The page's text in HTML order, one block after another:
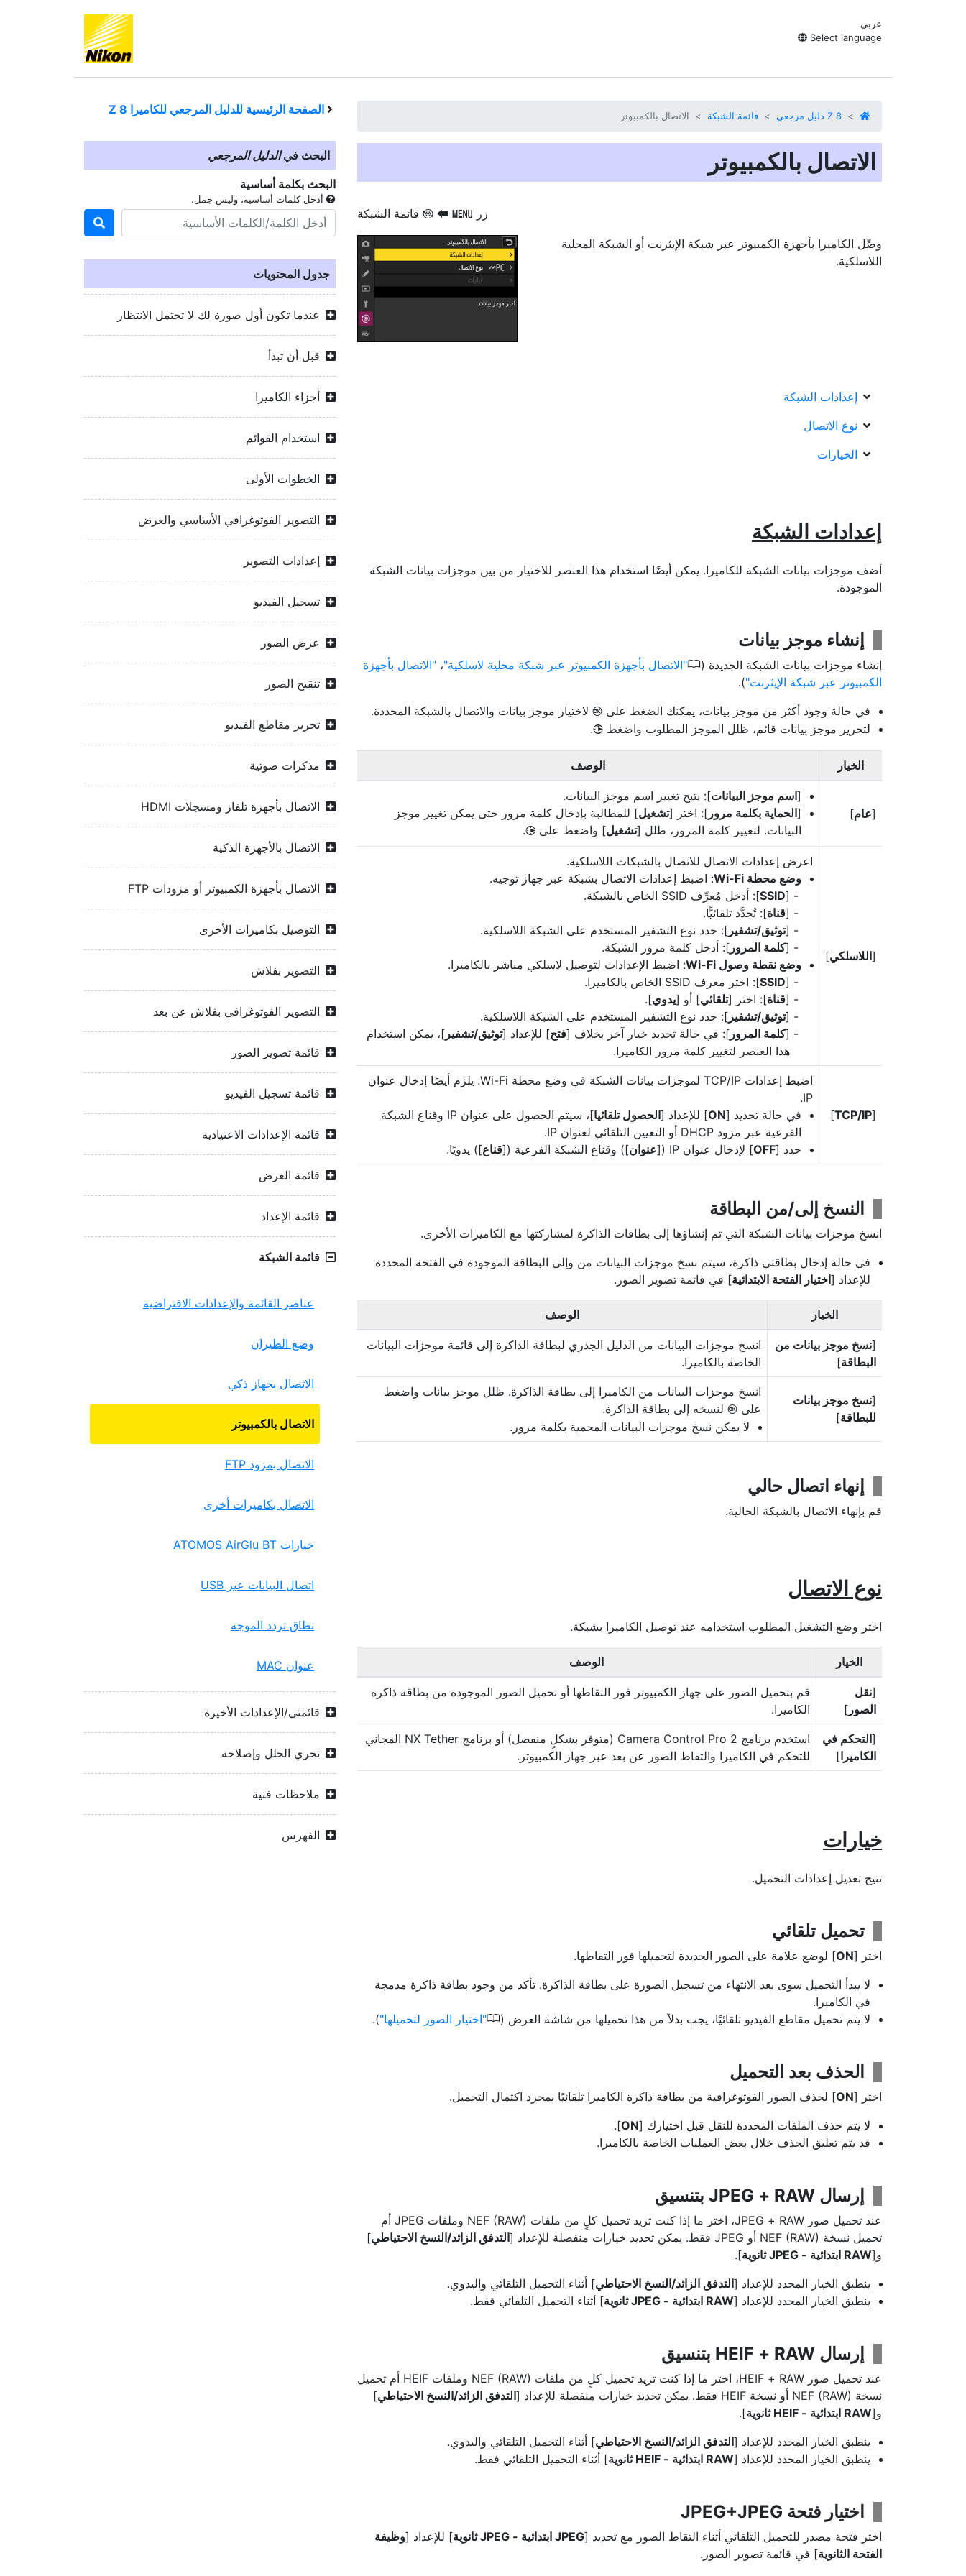
عربي
Select language
الصفحة الرئيسية للدليل المرجعي للكاميرا Z 8
البحث فيالدليل المرجعي
البحث بكلمة أساسية
أدخل كلمات أساسية، وليس جمل.
جدول المحتويات
عندما تكون أول صورة لك لا تحتمل الانتظار
قبل أن تبدأ
أجزاء الكاميرا
استخدام القوائم
الخطوات الأولى
التصوير الفوتوغرافي الأساسي والعرض
إعدادات التصوير
تسجيل الفيديو
عرض الصور
تنقيح الصور
تحرير مقاطع الفيديو
مذكرات صوتية
الاتصال بأجهزة تلفاز ومسجلات HDMI‏
الاتصال بالأجهزة الذكية
الاتصال بأجهزة الكمبيوتر أو مزودات FTP‏
التوصيل بكاميرات الأخرى
التصوير بفلاش
التصوير الفوتوغرافي بفلاش عن بعد
قائمة تصوير الصور
قائمة تسجيل الفيديو
قائمة الإعدادات الاعتيادية
قائمة العرض
قائمة الإعداد
قائمة الشبكة
عناصر القائمة والإعدادات الافتراضية
وضع الطيران
الاتصال بجهاز ذكي
الاتصال بالكمبيوتر
الاتصال بمزود FTP‏
الاتصال بكاميرات أخرى
خيارات ATOMOS AirGlu BT‏
اتصال البيانات عبر USB‏
نطاق تردد الموجه
عنوان MAC‏
قائمتي/الإعدادات الأخيرة
تحري الخلل وإصلاحه
ملاحظات فنية
الفهرس
Z 8 دليل مرجعي قائمة الشبكة الاتصال بالكمبيوتر
الاتصال بالكمبيوتر
زر G
S
F قائمة الشبكة
وصِّل الكاميرا بأجهزة الكمبيوتر عبر شبكة الإيثرنت أو الشبكة المحلية
اللاسلكية.
إعدادات الشبكة
نوع الاتصال
الخيارات
إعدادات الشبكة
أضف موجزات بيانات الشبكة للكاميرا. يمكن أيضًا استخدام هذا العنصر للاختيار من بين موجزات بيانات الشبكة
الموجودة.
إنشاء موجز بيانات
إنشاء موجزات بيانات الشبكة الجديدة (0 الاتصال بأجهزة الكمبيوتر عبر شبكة محلية لاسلكية ،
الاتصال بأجهزة
الكمبيوتر عبر شبكة الإيثرنت ).
في حالة وجود أكثر من موجز بيانات، يمكنك الضغط على J لاختيار موجز بيانات والاتصال بالشبكة المحددة.
لتحرير موجز بيانات قائم، ظلل الموجز المطلوب واضغط 2
.
الخيار الوصف
[عام]
[اسم موجز البيانات]: يتيح تغيير اسم موجز البيانات.
[الحماية بكلمة مرور ]: اختر [تشغيل] للمطالبة بإدخال كلمة مرور حتى يمكن تغيير موجز
البيانات. لتغيير كلمة المرور، ظلل [تشغيل] واضغط على 2
.
[اللاسلكي]
اعرض إعدادات الاتصال للاتصال بالشبكات اللاسلكية.
وضع محطة Wi-Fi
: اضبط إعدادات الاتصال بشبكة عبر جهاز توجيه.
[
SSID]: أدخل مُعرِّف SSID الخاص بالشبكة.
[قناة]: تُحدَّد تلقائيًّا.
[توثيق/تشفير ]: حدد نوع التشفير المستخدم على الشبكة اللاسلكية.
[كلمة المرور ]: أدخل كلمة مرور الشبكة.
وضع نقطة وصول Wi-Fi
: اضبط الإعدادات لتوصيل لاسلكي مباشر بالكاميرا.
[
SSID]: اختر معرف SSID الخاص بالكاميرا.
[قناة]: اختر [تلقائي] أو [يدوي].
[توثيق/تشفير ]: حدد نوع التشفير المستخدم على الشبكة اللاسلكية.
[كلمة المرور ]: في حالة تحديد خيار آخر بخلاف [فتح] للإعداد [توثيق/تشفير ]، يمكن استخدام
هذا العنصر لتغيير كلمة مرور الكاميرا.
[
TCP/IP
]
اضبط إعدادات TCP/IP لموجزات بيانات الشبكة في وضع محطة Wi-Fi. يلزم أيضًا إدخال عنوان
IP.
في حالة تحديد [ON] للإعداد [الحصول تلقائيا
]، سيتم الحصول على عنوان IP وقناع الشبكة
الفرعية عبر مزود DHCP أو التعيين التلقائي لعنوان IP.
حدد [OFF] لإدخال عنوان IP ([ عنوان]) وقناع الشبكة الفرعية ([قناع]) يدويًا.
النسخ إلى/من البطاقة
انسخ موجزات بيانات الشبكة التي تم إنشاؤها إلى بطاقات الذاكرة لمشاركتها مع الكاميرات الأخرى.
في حالة إدخال بطاقتي ذاكرة، سيتم نسخ موجزات البيانات من وإلى البطاقة الموجودة في الفتحة المحددة
للإعداد [اختيار الفتحة الابتدائية] في قائمة تصوير الصور.
الخيار الوصف
[نسخ موجز بيانات من
البطاقة]
انسخ موجزات البيانات من الدليل الجذري لبطاقة الذاكرة إلى قائمة موجزات البيانات
الخاصة بالكاميرا.
[نسخ موجز بيانات
للبطاقة]
انسخ موجزات البيانات من الكاميرا إلى بطاقة الذاكرة. ظلل موجز بيانات واضغط
على J لنسخه إلى بطاقة الذاكرة.
لا يمكن نسخ موجزات البيانات المحمية بكلمة مرور.
إنهاء اتصال حالي
قم بإنهاء الاتصال بالشبكة الحالية.
نوع الاتصال
اختر وضع التشغيل المطلوب استخدامه عند توصيل الكاميرا بشبكة.
الخيار الوصف
[نقل
الصور ]
قم بتحميل الصور على جهاز الكمبيوتر فور التقاطها أو تحميل الصور الموجودة من بطاقة ذاكرة
الكاميرا.
[التحكم في
الكاميرا]
استخدم برنامج Camera Control Pro 2 (متوفر بشكلٍ منفصل) أو برنامج NX Tether المجاني
للتحكم في الكاميرا والتقاط الصور عن بعد عبر جهاز الكمبيوتر.
خيارات
تتيح تعديل إعدادات التحميل.
تحميل تلقائي
اختر [ON] لوضع علامة على الصور الجديدة لتحميلها فور التقاطها.
لا يبدأ التحميل سوى بعد الانتهاء من تسجيل الصورة على بطاقة الذاكرة. تأكد من وجود بطاقة ذاكرة مدمجة
في الكاميرا.
لا يتم تحميل مقاطع الفيديو تلقائيًا، يجب بدلاً من هذا تحميلها من شاشة العرض (0 اختيار الصور لتحميلها ).
الحذف بعد التحميل
اختر [ON] لحذف الصور الفوتوغرافية من بطاقة ذاكرة الكاميرا تلقائيًا بمجرد اكتمال التحميل.
لا يتم حذف الملفات المحددة للنقل قبل اختيارك [ON
].
قد يتم تعليق الحذف خلال بعض العمليات الخاصة بالكاميرا.
إرسال RAW‏ + JPEG بتنسيق
عند تحميل صور RAW ‏+ JPEG، اختر ما إذا كنت تريد تحميل كلٍ من ملفات ‪NEF (RAW)‎‬‬ وملفات JPEG أم
تحميل نسخة NEF (RAW) أو JPEG فقط. يمكن تحديد خيارات منفصلة للإعداد [
التدفق الزائد/النسخ الاحتياطي]
و[
].
ينطبق الخيار المحدد للإعداد [التدفق الزائد/النسخ الاحتياطي] أثناء التحميل التلقائي واليدوي.
ينطبق الخيار المحدد للإعداد [
] أثناء التحميل التلقائي فقط.
إرسال RAW‏ + HEIF بتنسيق
عند تحميل صور RAW ‏+ HEIF، اختر ما إذا كنت تريد تحميل كلٍ من ملفات ‪NEF (RAW)‎‬‬ وملفات HEIF أم تحميل
نسخة NEF (RAW) أو نسخة HEIF فقط. يمكن تحديد خيارات منفصلة للإعداد [
التدفق الزائد/النسخ الاحتياطي]
و[
].
ينطبق الخيار المحدد للإعداد [التدفق الزائد/النسخ الاحتياطي] أثناء التحميل التلقائي واليدوي.
ينطبق الخيار المحدد للإعداد [
] أثناء التحميل التلقائي فقط.
اختيار فتحة JPEG+JPEG
اختر فتحة مصدر للتحميل التلقائي أثناء التقاط الصور مع تحديد [JPEG ابتدائية - JPEG ثانوية ] للإعداد [وظيفة
الفتحة الثانوية] في قائمة تصوير الصور.